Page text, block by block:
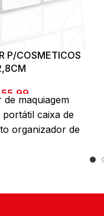
P/COSMETICOS
55,99
de maquiagem
caixa de
organizador de